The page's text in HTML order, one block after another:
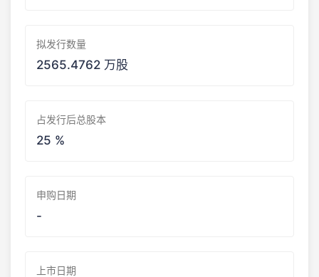
拟发行数量
2565.4762 万股
占发行后总股本
25 %
申购日期
-
上市日期